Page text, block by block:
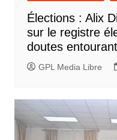
Élections : Alix
sur le registre
doutes
GPL Media Libre